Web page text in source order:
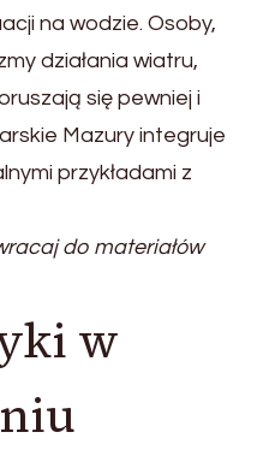
na wodzie. Osoby,
działania wiatru,
się pewniej i
Mazury integruje
przykładami z
do materiałów
w